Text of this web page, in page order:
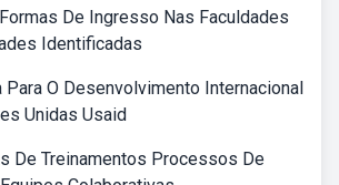
De Ingresso Nas Faculdades
Identificadas
Para O Desenvolvimento Internacional
Unidas Usaid
De Treinamentos Processos De